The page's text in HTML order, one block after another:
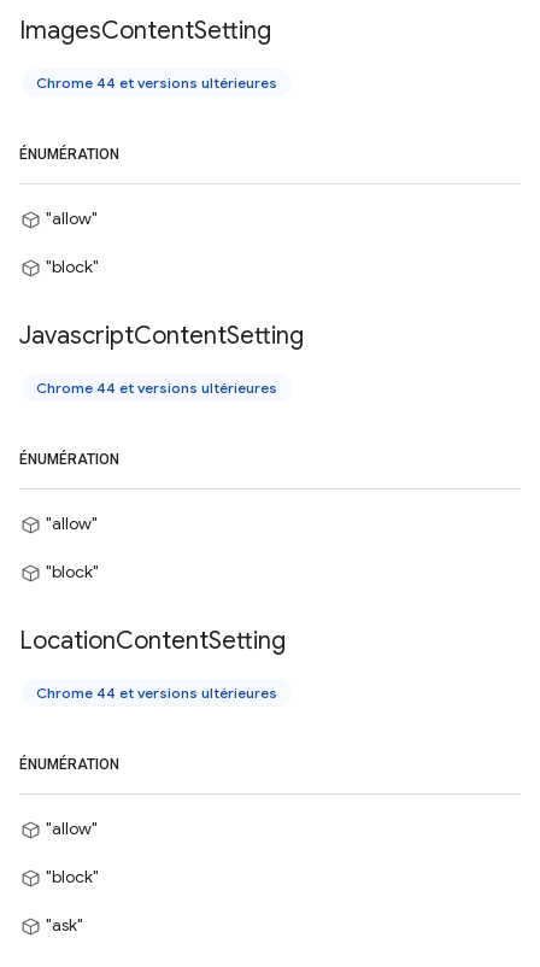
ImagesContentSetting
Chrome 44 et versions ultérieures
ÉNUMÉRATION
"allow"
"block"
JavascriptContentSetting
Chrome 44 et versions ultérieures
ÉNUMÉRATION
"allow"
"block"
LocationContentSetting
Chrome 44 et versions ultérieures
ÉNUMÉRATION
"allow"
"block"
"ask"